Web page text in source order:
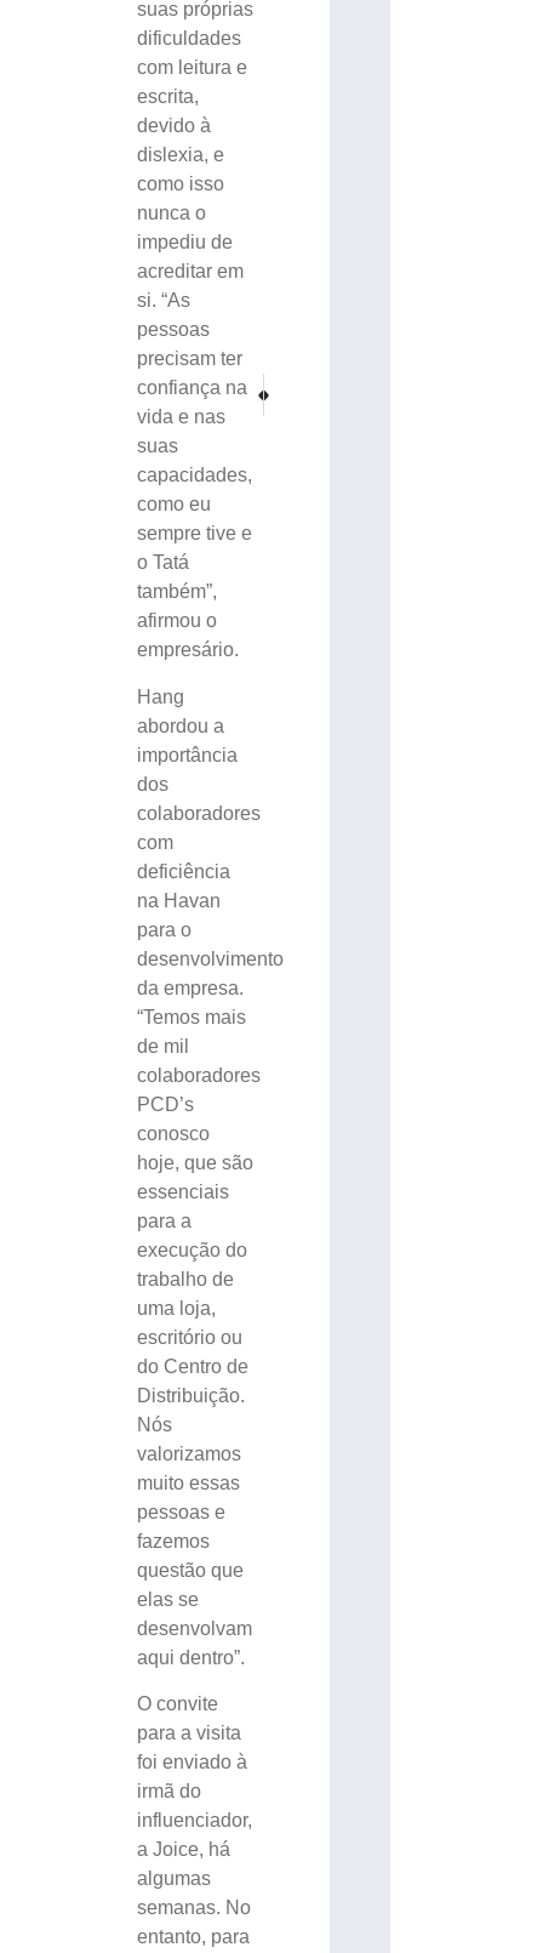
suas próprias
dificuldades
com leitura e
escrita,
devido à
dislexia, e
como isso
nunca o
impediu de
acreditar em
si. “As
pessoas
precisam ter
confiança na
vida e nas
suas
capacidades,
como eu
sempre tive e
o Tatá
também”,
afirmou o
empresário.
Hang
abordou a
importância
dos
colaboradores
com
deficiência
na Havan
para o
desenvolvimento
da empresa.
“Temos mais
de mil
colaboradores
PCD’s
conosco
hoje, que são
essenciais
para a
execução do
trabalho de
uma loja,
escritório ou
do Centro de
Distribuição.
Nós
valorizamos
muito essas
pessoas e
fazemos
questão que
elas se
desenvolvam
aqui dentro”.
O convite
para a visita
foi enviado à
irmã do
influenciador,
a Joice, há
algumas
semanas. No
entanto, para
PRÓXIMO